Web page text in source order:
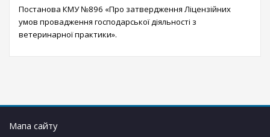
Постанова КМУ №896 «Про затвердження Ліцензійних
умов провадження господарської діяльності з
ветеринарної практики».
Мапа сайту